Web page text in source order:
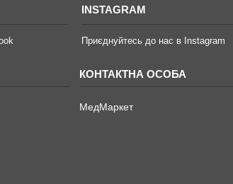
INSTAGRAM
Приєднуйтесь до нас в Instagram
МедМаркет